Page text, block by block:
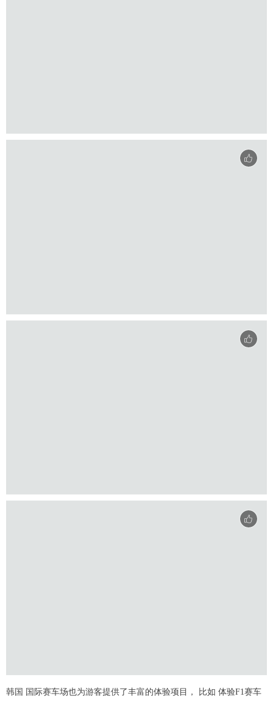
韩国 国际赛车场也为游客提供了丰富的体验项目， 比如 体验F1赛车